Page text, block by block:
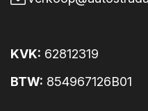
Achterbank
Airbags voor
KVK: 62812319
BTW: 854967126B01